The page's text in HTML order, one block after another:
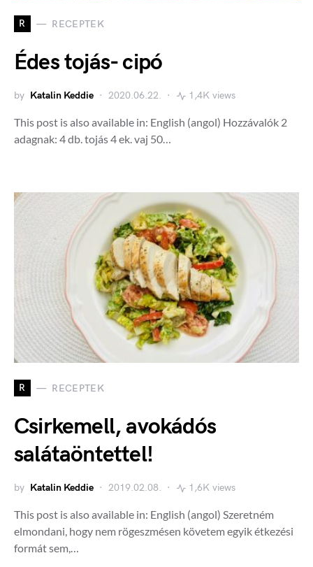
R RECEPTEK
Édes tojás- cipó
by Katalin Keddie 2020.06.22. 1,4K views
This post is also available in: English (angol) Hozzávalók 2
adagnak: 4 db. tojás 4 ek. vaj 50…
R RECEPTEK
Csirkemell, avokádós
salátaöntettel!
by Katalin Keddie 2019.02.08. 1,6K views
This post is also available in: English (angol) Szeretném
elmondani, hogy nem rögeszmésen követem egyik étkezési
formát sem,…